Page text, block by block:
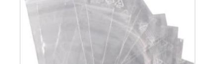
velges
produktsiden